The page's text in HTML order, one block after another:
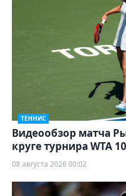
ТЕННИС
Видеообзор матча
круге турнира WTA
08 августа 2026 00:02